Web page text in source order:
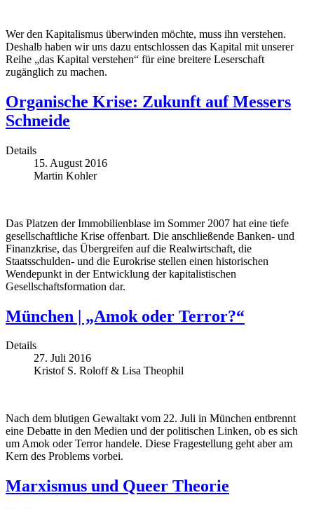
Wer den Kapitalismus überwinden möchte, muss ihn verstehen.
Deshalb haben wir uns dazu entschlossen das Kapital mit unserer
Reihe „das Kapital verstehen“ für eine breitere Leserschaft
zugänglich zu machen.
Organische Krise: Zukunft auf Messers
Schneide
Details
15. August 2016
Martin Kohler
Das Platzen der Immobilienblase im Sommer 2007 hat eine tiefe
gesellschaftliche Krise offenbart. Die anschließende Banken- und
Finanzkrise, das Übergreifen auf die Realwirtschaft, die
Staatsschulden- und die Eurokrise stellen einen historischen
Wendepunkt in der Entwicklung der kapitalistischen
Gesellschaftsformation dar.
München | „Amok oder Terror?“
Details
27. Juli 2016
Kristof S. Roloff & Lisa Theophil
Nach dem blutigen Gewaltakt vom 22. Juli in München entbrennt
eine Debatte in den Medien und der politischen Linken, ob es sich
um Amok oder Terror handele. Diese Fragestellung geht aber am
Kern des Problems vorbei.
Marxismus und Queer Theorie